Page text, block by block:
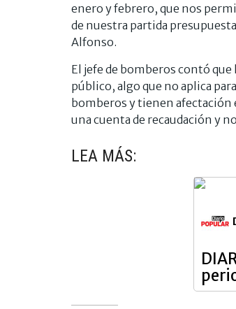
enero y febrero, que nos
de nuestra partida
Alfonso.
El jefe de bomberos contó
público, algo que no aplica
bomberos y tienen afectación
una cuenta de recaudación y
LEA MÁS: